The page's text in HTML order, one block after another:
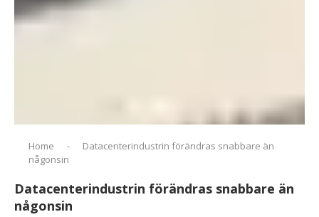
Home -
Datacenterindustrin förändras snabbare än
någonsin
Datacenterindustrin förändras snabbare än
någonsin